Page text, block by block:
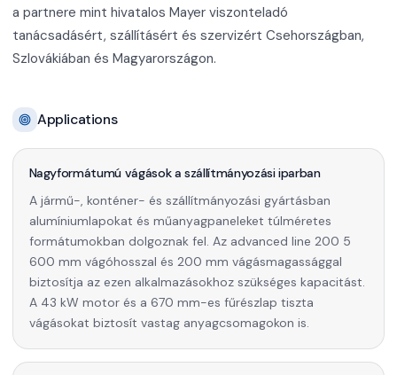
a partnere mint hivatalos Mayer viszonteladó
tanácsadásért, szállításért és szervizért Csehországban,
Szlovákiában és Magyarországon.
Applications
Nagyformátumú vágások a szállítmányozási iparban
A jármű-, konténer- és szállítmányozási gyártásban
alumíniumlapokat és műanyagpaneleket túlméretes
formátumokban dolgoznak fel. Az advanced line 200 5
600 mm vágóhosszal és 200 mm vágásmagassággal
biztosítja az ezen alkalmazásokhoz szükséges kapacitást.
A 43 kW motor és a 670 mm-es fűrészlap tiszta
vágásokat biztosít vastag anyagcsomagokon is.